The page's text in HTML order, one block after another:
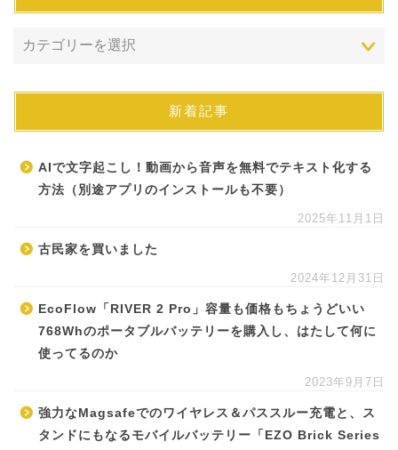
新着記事
AIで文字起こし！動画から音声を無料でテキスト化する
方法（別途アプリのインストールも不要）
2025年11月1日
古民家を買いました
2024年12月31日
EcoFlow「RIVER 2 Pro」容量も価格もちょうどいい
768Whのポータブルバッテリーを購入し、はたして何に
使ってるのか
2023年9月7日
強力なMagsafeでのワイヤレス＆パススルー充電と、ス
タンドにもなるモバイルバッテリー「EZO Brick Series